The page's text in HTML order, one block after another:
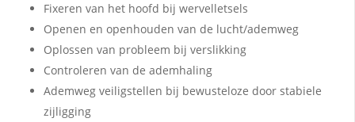
Fixeren van het hoofd bij wervelletsels
Openen en openhouden van de lucht/ademweg
Oplossen van probleem bij verslikking
Controleren van de ademhaling
Ademweg veiligstellen bij bewusteloze door stabiele
zijligging